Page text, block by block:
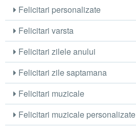
Felicitari personalizate
Felicitari varsta
Felicitari zilele anului
Felicitari zile saptamana
Felicitari muzicale
Felicitari muzicale personalizate